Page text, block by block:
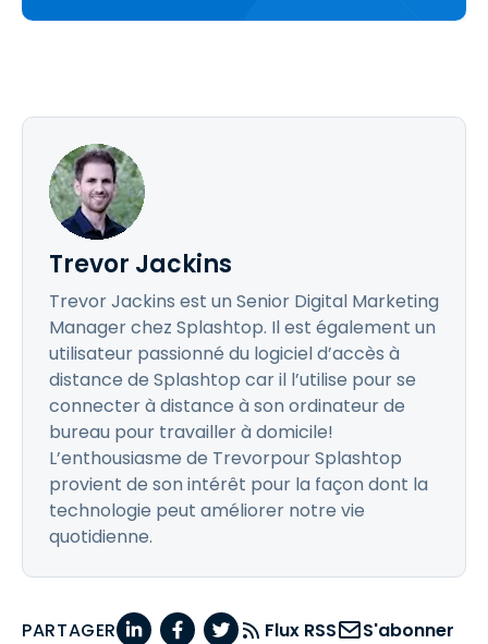
Trevor Jackins
Trevor Jackins est un Senior Digital Marketing
Manager chez Splashtop. Il est également un
utilisateur passionné du logiciel d’accès à
distance de Splashtop car il l’utilise pour se
connecter à distance à son ordinateur de
bureau pour travailler à domicile!
L’enthousiasme de Trevorpour Splashtop
provient de son intérêt pour la façon dont la
technologie peut améliorer notre vie
quotidienne.
PARTAGER Flux RSS S'abonner